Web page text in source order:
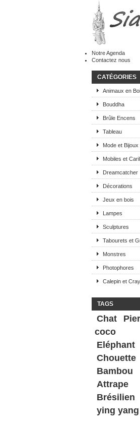
Notre Agenda
Contactez nous
CATÉGORIES
Animaux en
Bouddha
Brûle Encens
Tableau
Mode et Bijoux
Mobiles et
Dreamcatcher
Décorations
Jeux en bois
Lampes
Sculptures
Tabourets et
Monstres
Photophores
Calepin et
TAGS
Chat
coco
Eléphant
Chouette
Bambou
Brésilien
ying yang